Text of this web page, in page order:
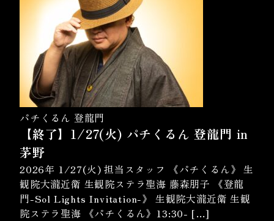
パチくるん 登龍門
【終了】1/27(火) パチくるん 登龍門 in
茅野
2026年 1/27(火) 担当スタッフ 《パチくるん》 生
観院大瀧近衛 生観院ステラ聖海 藤森朋子 《登龍
門-Sol Lights Invitation-》 生観院大瀧近衛 生観
院ステラ聖海 《パチくるん》13:30- […]